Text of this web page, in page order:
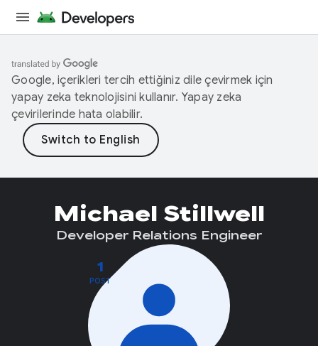
Google, içerikleri tercih ettiğiniz dile çevirmek için
yapay zeka teknolojisini kullanır. Yapay zeka
çevirilerinde hata olabilir.
1
POST
Michael Stillwell
Developer Relations Engineer